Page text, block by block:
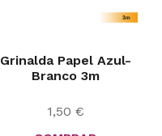
Grinalda Papel Azul-
Branco 3m
1,50 €